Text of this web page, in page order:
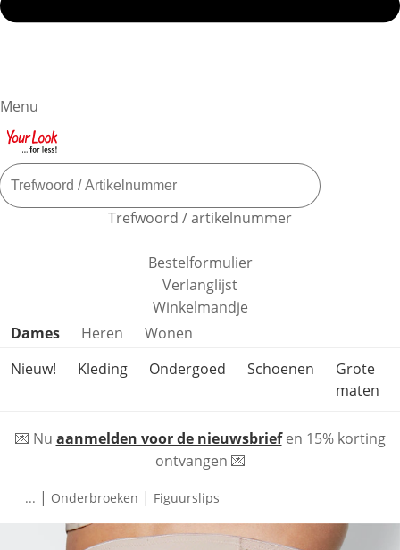
Menu
Trefwoord / artikelnummer
Bestelformulier
Verlanglijst
Winkelmandje
Productcategorieën overslaan
Dames Heren
Wonen
Nieuw!
Kleding Ondergoed Schoenen
Grote
maten
💌 Nu aanmelden voor de nieuwsbriefen 15% korting
ontvangen 💌
... | Onderbroeken | Figuurslips